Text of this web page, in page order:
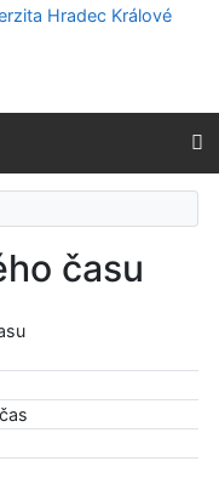
času